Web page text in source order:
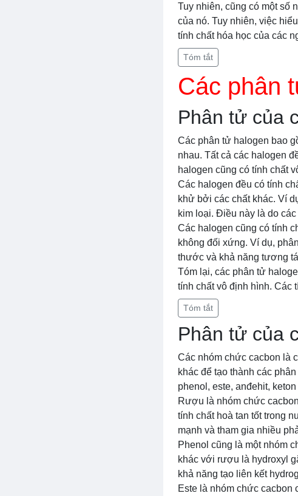
Tuy nhiên, cũng có một số
của nó. Tuy nhiên, việc
tính chất hóa học của các
Tóm tắt
Các phân
Phân tử của
Các phân tử halogen bao
nhau. Tất cả các halogen
halogen cũng có tính chất
Các halogen đều có tính
khử bởi các chất khác. Ví
kim loại. Điều này là do
Các halogen cũng có tính
không đối xứng. Ví dụ,
thước và khả năng tương
Tóm lại, các phân tử
tính chất vô định hình. Các
Tóm tắt
Phân tử của
Các nhóm chức cacbon là
khác để tạo thành các
phenol, este, anđehit,
Rượu là nhóm chức
tính chất hoà tan tốt trong
mạnh và tham gia nhiều
Phenol cũng là một nhóm
khác với rượu là hydroxyl
khả năng tạo liên kết
Este là nhóm chức cacbon